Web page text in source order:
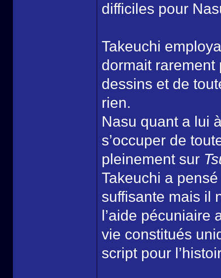
difficiles pour
Takeuchi
dormait rarement
dessins et de
rien.
Nasu quant a lui
s’occuper de
pleinement sur
Takeuchi a
suffisante mais il
l’aide pécuniaire
vie constitués
script pour